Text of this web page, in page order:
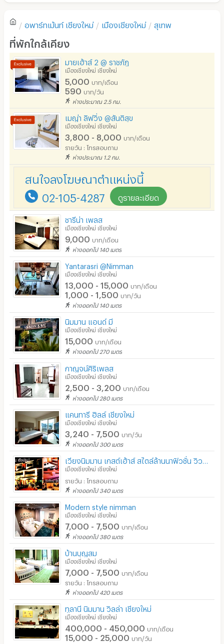
โซฟา
โต๊ะ - เก้าอี้ทำงาน
เตาปรุงอาหาร
อนุญาตให้เลี้ยงสัตว์
อนุญาตให้สูบบุหรี่ในห้องพัก
โทรศัพท์สายตรง
ที่จอดรถ
ที่จอดรถมอเตอร์ไซด์/จักรยาน
ลิฟต์
สระว่ายน้ำ
โรงยิม / ฟิตเนส
อินเทอร์เน็ตไร้สาย (WIFI) ในห้อง
มีระบบรักษาความปลอดภัย (keycard)
มีระบบรักษาความปลอดภัย (สแกนลายนิ้วมือ)
รปภ.
ร้านขายอาหาร
ร้านค้า สะดวกซื้อ
ร้านซัก-รีด / มีบริการเครื่องซักผ้า
ร้านทำผม-เสริมสวย
สถานี charge รถไฟฟ้า
เขียนรีวิวแรกของอพาร์ทเม้นท์นี้
อพาร์ทเม้นท์ เชียงใหม่ เมืองเชียงใหม่ สุเทพ
ที่พักใกล้เคียง
มายเฮ้าส์ 2 @ ราชภัฏ
เมืองเชียงใหม่ เชียงใหม่
5,000 บาท/เดือน
590 บาท/วัน
ห่างประมาณ 2.5 กม.
เมญ่า ลิฟวิ่ง @สันติสุข
เมืองเชียงใหม่ เชียงใหม่
3,800 - 8,000 บาท/เดือน
รายวัน : โทรสอบถาม
ห่างประมาณ 1.2 กม.
สนใจลงโฆษณาตำแหน่งนี้
02-105-4287 ดูรายละเอียด
ชารีน่า เพลส
เมืองเชียงใหม่ เชียงใหม่
9,000 บาท/เดือน
ห่างออกไป 140 เมตร
Yantarasri @Nimman
เมืองเชียงใหม่ เชียงใหม่
13,000 - 15,000 บาท/เดือน
1,000 - 1,500 บาท/วัน
ห่างออกไป 140 เมตร
นิมมาน แอนด์ มี
เมืองเชียงใหม่ เชียงใหม่
15,000 บาท/เดือน
ห่างออกไป 270 เมตร
กาญจน์ศิริเพลส
เมืองเชียงใหม่ เชียงใหม่
2,500 - 3,200 บาท/เดือน
ห่างออกไป 280 เมตร
แคนทารี ฮิลล์ เชียงใหม่
เมืองเชียงใหม่ เชียงใหม่
3,240 - 7,500 บาท/วัน
ห่างออกไป 300 เมตร
เมืองเชียงใหม่ เชียงใหม่
รายวัน : โทรสอบถาม
ห่างออกไป 340 เมตร
Modern style nimman
เมืองเชียงใหม่ เชียงใหม่
7,000 - 7,500 บาท/เดือน
ห่างออกไป 380 เมตร
บ้านบุญสม
เมืองเชียงใหม่ เชียงใหม่
7,000 - 7,500 บาท/เดือน
รายวัน : โทรสอบถาม
ห่างออกไป 420 เมตร
ทูลานี นิมมาน วิลล่า เชียงใหม่
เมืองเชียงใหม่ เชียงใหม่
400,000 - 450,000 บาท/เดือน
15,000 - 25,000 บาท/วัน